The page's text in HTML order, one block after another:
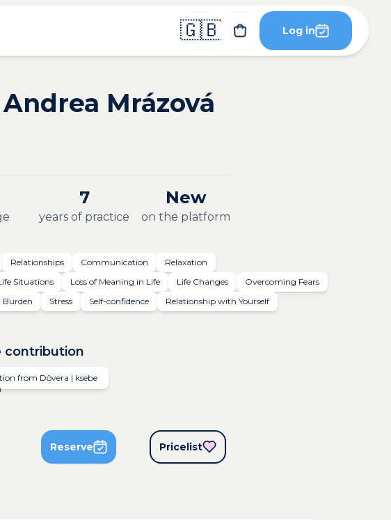
🇬🇧 Log in
Mrázová
7
years of practice
New
on the platform
Relationships Communication
Relaxation
Situations
Loss of Meaning in Life Life Changes
Overcoming Fears
Burden
Stress Self-confidence
Relationship with Yourself
contribution
from Dôvera | ksebe
Reserve Pricelist